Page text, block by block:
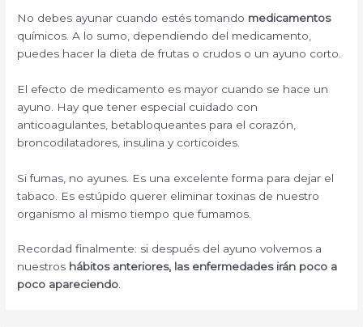
No debes ayunar cuando estés tomando medicamentos
químicos. A lo sumo, dependiendo del medicamento,
puedes hacer la dieta de frutas o crudos o un ayuno corto.
El efecto de medicamento es mayor cuando se hace un
ayuno. Hay que tener especial cuidado con
anticoagulantes, betabloqueantes para el corazón,
broncodilatadores, insulina y corticoides.
Si fumas, no ayunes. Es una excelente forma para dejar el
tabaco. Es estúpido querer eliminar toxinas de nuestro
organismo al mismo tiempo que fumamos.
Recordad finalmente: si después del ayuno volvemos a
nuestros hábitos anteriores, las enfermedades irán poco a
poco apareciendo.